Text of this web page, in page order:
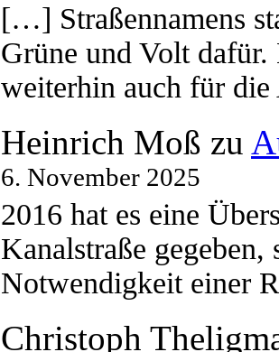
[…] Straßennamens
Grüne und Volt
weiterhin auch für
Heinrich Moß zu
6. November 2025
2016 hat es eine
Kanalstraße
Notwendigkeit einer
Christoph